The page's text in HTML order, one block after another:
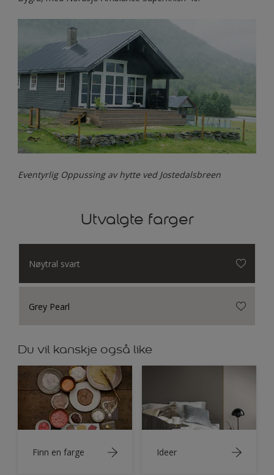
Eventyrlig Oppussing av hytte ved Jostedalsbreen
Utvalgte farger
Nøytral svart
Grey Pearl
Du vil kanskje også like
Finn en farge Ideer